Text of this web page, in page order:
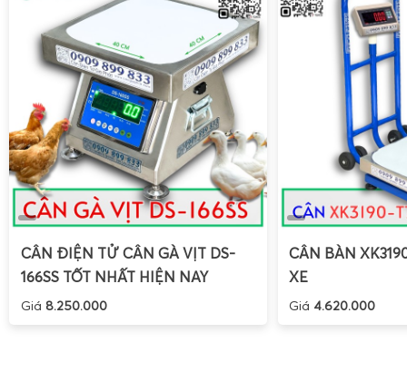
Đảm bảomàn hình LED đỏ lớnhiển thị rõ ràng, không
Kiểm tra
remote điều khiển từ xa
còn pin, các phím
thường.
Sau khi treo cân lên móc cẩu, cần đảm bảo cân được
bị va chạm với các kết cấu xung quanh. Bật nguồn cân,
động và tự kiểm tra hệ thống.
Các bước cân hàng hóa
CÂN ĐIỆN TỬ CÂN GÀ VỊT DS-
166SS TỐT NHẤT HIỆN NAY
Giá 8.250.000
CÂN BÀN
XE
Giá 4.620.000